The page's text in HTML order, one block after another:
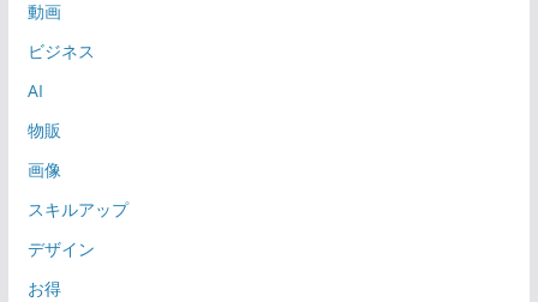
動画
ビジネス
AI
物販
画像
スキルアップ
デザイン
お得